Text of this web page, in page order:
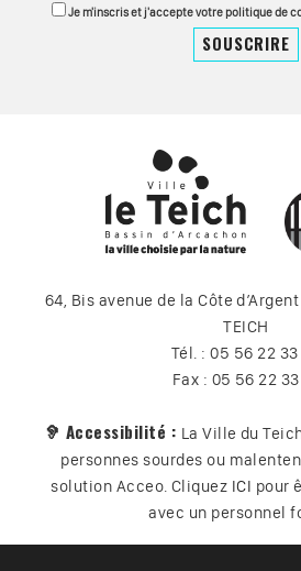
Je m'inscris et j'accepte votre politique de
64, Bis avenue de la Côte
TEICH
Tél. : 05 56 22
Fax : 05 56 22 33
🦻 Accessibilité : La Ville du
personnes sourdes ou
solution Acceo. Cliquez ICI pour
avec un personnel